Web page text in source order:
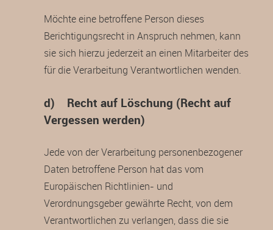
Möchte eine betroffene Person dieses
Berichtigungsrecht in Anspruch nehmen, kann
sie sich hierzu jederzeit an einen Mitarbeiter des
für die Verarbeitung Verantwortlichen wenden.
d) Recht auf Löschung (Recht auf
Vergessen werden)
Jede von der Verarbeitung personenbezogener
Daten betroffene Person hat das vom
Europäischen Richtlinien- und
Verordnungsgeber gewährte Recht, von dem
Verantwortlichen zu verlangen, dass die sie